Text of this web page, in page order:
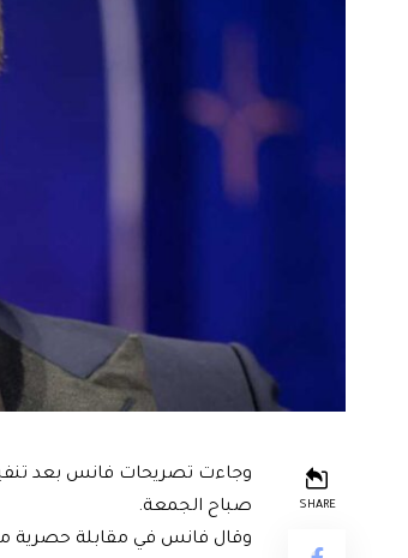
SHARE
صباح الجمعة.
وقال فانس في مقابلة حصرية